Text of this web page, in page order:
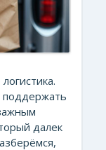
поддержать
далек